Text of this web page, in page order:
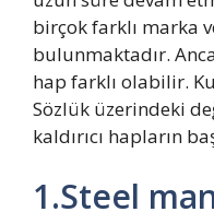
birçok farklı marka
bulunmaktadır.
hap farklı olabilir.
Sözlük üzerindeki
kaldırıcı hapların
1.Steel